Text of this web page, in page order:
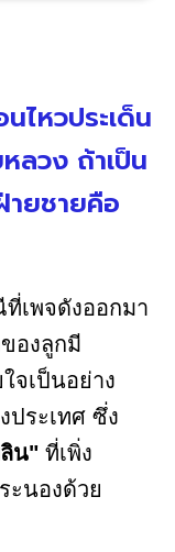
หวประเด็น
ลวง ถ้าเป็น
ายชายคือ
เพจดังออกมา
องลูกมี
จเป็นอย่าง
ประเทศ ซึ่ง
น" ที่เพิ่ง
ะนองด้วย